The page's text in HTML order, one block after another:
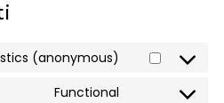
(anonymous)
Functional